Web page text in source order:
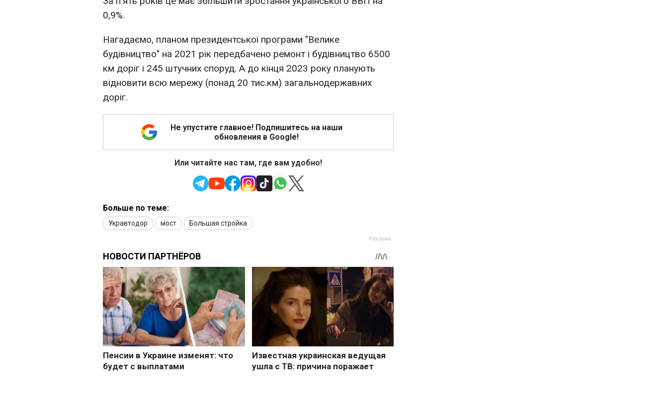
0,9%.
Нагадаємо, планом президентської програми "Велике
будівництво" на 2021 рік передбачено ремонт і будівництво 6500
км доріг і 245 штучних споруд. А до кінця 2023 року планують
відновити всю мережу (понад 20 тис.км) загальнодержавних
доріг.
Не упустите главное! Подпишитесь на наши
обновления в Google!
Или читайте нас там, где вам удобно!
Больше по теме:
Укравтодор мост Большая стройка